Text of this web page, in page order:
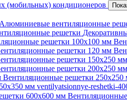
(мобильных) кондиционеров
Алюминиевые вентиляционные
решетки
решетки 100х100 мм
решетки 120 мм
решетки 150х250 мм
решетки 200х250 мм
Вентиляционные решетки 250х250
мм ventilyatsionnye-reshetki-
600х600 мм